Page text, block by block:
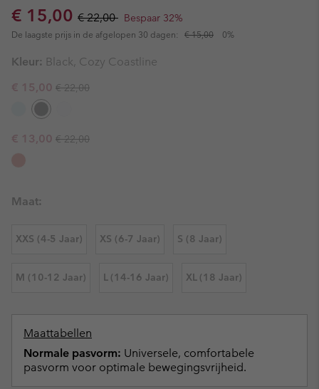
Sale price:
€ 15,00 Regular price:
€ 22,00 Bespaar 32%
De laagste prijs in de afgelopen 30 dagen: € 15,00 0%
Kleur: Black, Cozy Coastline
Sale price:
€ 15,00 Regular price:
€ 22,00
Sale price:
€ 13,00 Regular price:
€ 22,00
Maat:
XXS (4-5 Jaar) XS (6-7 Jaar) S (8 Jaar)
M (10-12 Jaar) L (14-16 Jaar) XL (18 Jaar)
Maattabellen
Normale pasvorm: Universele, comfortabele
pasvorm voor optimale bewegingsvrijheid.